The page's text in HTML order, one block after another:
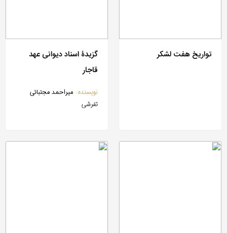
تاریخ علم
آموزش و پرورش
تواریخ هفت لشکر
گزیدۀ اسناد دیوانی عهد
قاجار
نویسنده : میراحمد مجتبائی
تفرشی